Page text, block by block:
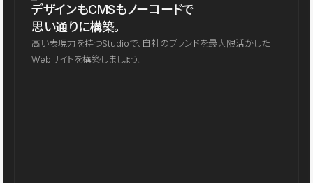
デザインもCMSもノーコードで
思い通りに構築。
高い表現力を持つStudioで、自社のブランドを最大限活かした
Webサイトを構築しましょう。